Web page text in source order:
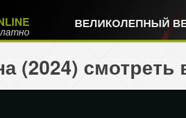
ВЕЛИКОЛЕПНЫЙ
(2024) смотреть